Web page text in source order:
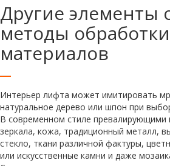
Другие элементы
методы обработки
материалов
Интерьер лифта может имитировать
натуральное дерево или шпон при
В современном стиле превалирующими
зеркала, кожа, традиционный металл,
стекло, ткани различной фактуры,
или искусственные камни и даже